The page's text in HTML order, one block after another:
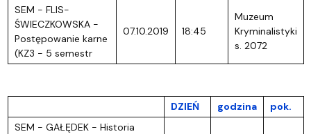
SEM - FLIS-
ŚWIECZKOWSKA -
Postępowanie karne
(KZ3 - 5 semestr
07.10.2019 18:45
Muzeum
Kryminalistyki
s. 2072
DZIEŃ godzina
pok.
SEM - GAŁĘDEK - Historia